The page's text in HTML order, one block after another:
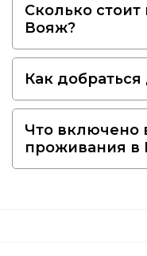
Сколько
Вояж?
Как
Что включено
проживания в